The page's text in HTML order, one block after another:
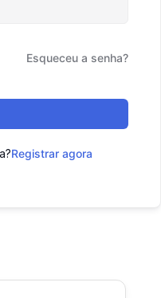
Esqueceu a senha?
Registrar agora